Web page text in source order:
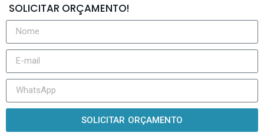
SOLICITAR ORÇAMENTO!
SOLICITAR ORÇAMENTO